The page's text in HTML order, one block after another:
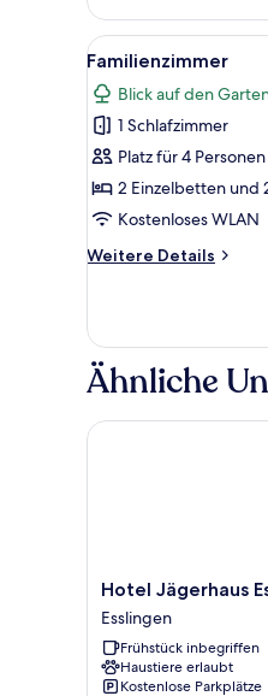
Doppel-
oder
-
Zweibettzimmer
Alle
Fotos
für
Familienzimmer
anzeigen
10
Familienzimmer
Blick auf den
1 Schlafzimmer
Platz für 4 Personen
2 Einzelbetten und
Kostenloses WLAN
Weitere Details
Weitere
Ähnliche
Hotel
Jägerhaus
Esslingen
Esslingen
Hotel Jägerhaus
Esslingen
Frühstück inbegriffen
Haustiere erlaubt
Kostenlose Parkplätze
Hotel Jägerhaus